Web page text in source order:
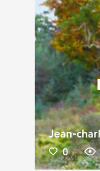
Jean-
0